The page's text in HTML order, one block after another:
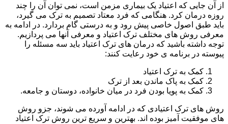
از آن جایی که اعتیاد یک بیماری مزمن است، نمی توان آن را چند
روزه درمان کرد. هنگامی که فرد معتاد تصمیم به ترک می گیرد،
باید طبق اصول خاصی پیش رود و به درستی گام بردارد. در ادامه به
معرفی روش های مختلف ترک اعتیاد و معرفی آنها می پردازیم.
توجه داشته باشید که درمان های ترک اعتیاد باید سه مسئله را
پیوسته در برنامه ی خود رعایت کنند:
کمک به ترک اعتیاد
کمک به پاک ماندن بعد از ترک
کمک به پویا بودن فرد در میان خانواده، دوستان و جامعه.
روش های ترک اعتیادی که در ادامه آورده می شوند، جزو روش
های موفقیت آمیز بوده اند. بهترین و سریع ترین روش ترک اعتیاد